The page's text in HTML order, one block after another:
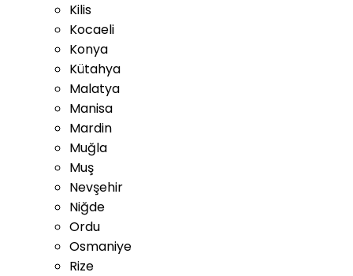
Kilis
Kocaeli
Konya
Kütahya
Malatya
Manisa
Mardin
Muğla
Muş
Nevşehir
Niğde
Ordu
Osmaniye
Rize